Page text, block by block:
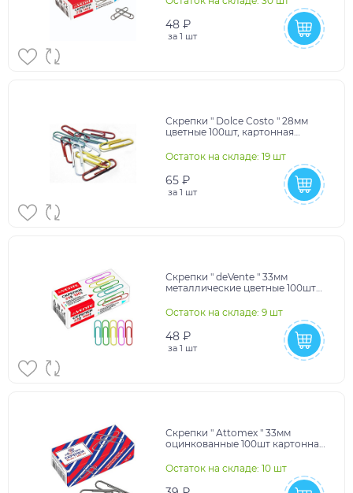
48 ₽
за 1 шт
Скрепки " Dolce Costo " 28мм
цветные 100шт, картонная
10702070/110824/5046505
Остаток на складе: 19 шт
65 ₽
за 1 шт
Скрепки " deVente " 33мм
металлические цветные 100шт
10702070/220925/5332698
Остаток на складе: 9 шт
48 ₽
за 1 шт
Скрепки " Attomex " 33мм
оцинкованные 100шт картонная
10702070/280125/5039886
Остаток на складе: 10 шт